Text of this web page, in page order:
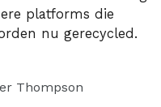
platforms die
nu gerecycled.
Thompson